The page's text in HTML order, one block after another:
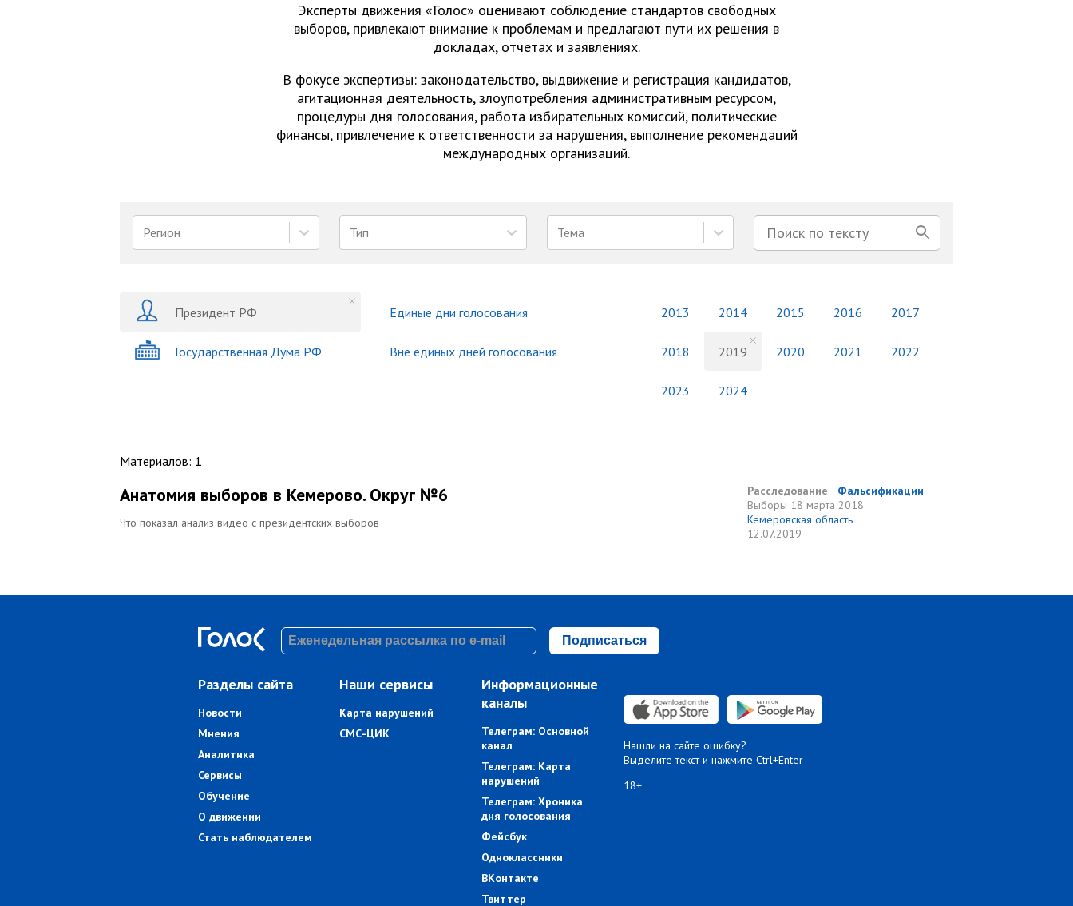
Эксперты движения «Голос» оценивают соблюдение стандартов свободных
выборов, привлекают внимание к проблемам и предлагают пути их решения в
докладах, отчетах и заявлениях.
В фокусе экспертизы: законодательство, выдвижение и регистрация кандидатов,
агитационная деятельность, злоупотребления административным ресурсом,
процедуры дня голосования, работа избирательных комиссий, политические
финансы, привлечение к ответственности за нарушения, выполнение рекомендаций
международных организаций.
Регион Тип Тема
Президент РФ
Государственная Дума РФ
Единые дни голосования
Вне единых дней голосования
2013 2014 2015 2016 2017
2018 2019 2020 2021 2022
2023 2024
Материалов: 1
Анатомия выборов в Кемерово. Округ №6
Что показал анализ видео с президентских выборов
Расследование
Фальсификации
Выборы 18 марта 2018
Кемеровская область
12.07.2019
Подписаться
Разделы сайта
Новости
Мнения
Аналитика
Сервисы
Обучение
О движении
Стать наблюдателем
Наши сервисы
Карта нарушений
СМС-ЦИК
Информационные
каналы
Телеграм: Основной
канал
Телеграм: Карта
нарушений
Телеграм: Хроника
дня голосования
Фейсбук
Одноклассники
ВКонтакте
Твиттер
Нашли на сайте ошибку?
Выделите текст и нажмите Ctrl+Enter
18+